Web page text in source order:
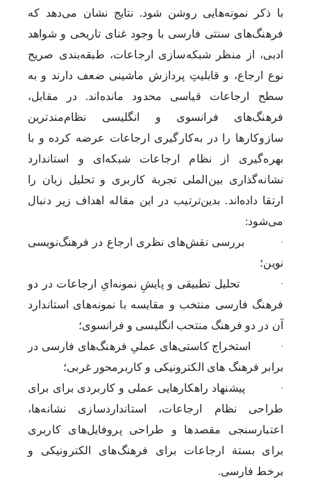
با ذکر نمونه‌هایی روشن شود. نتایج نشان می‌دهد که
فرهنگ‌های سنتی فارسی با وجود غنای تاریخی و شواهد
ادبی، از منظر شبکه‌سازی ارجاعات، طبقه‌بندی صریح
نوع ارجاع، و قابلیتِ پردازش ماشینی ضعف دارند و به
سطح ارجاعات قیاسی محدود مانده‌اند. در مقابل،
فرهنگ‌های فرانسوی و انگلیسی نظام‌مندترین
سازوکارها را در به‌کارگیری ارجاعات عرضه کرده‌ و با
بهره‌گیری از نظام ارجاعات شبکه‌ای و استاندارد
نشانه‌گذاری بین‌الملی تجربة کاربری و تحلیل زبان را
ارتقا داده‌اند. بدین‌ترتیب در این مقاله اهداف زیر دنبال
می‌شود:
·
بررسی نقش‌های نظری ارجاع در فرهنگ‌نویسی
نوین؛
·
تحلیل تطبیقی و پایشِ نمونه‌ایِ ارجاعات در دو
فرهنگ‌ فارسی منتخب و مقایسه با نمونه‌های استاندارد
آن در دو فرهنگ منتحب انگلیسی و فرانسوی؛
·
استخراج کاستی‌های عملیِ فرهنگ‌های فارسی در
برابر فرهنگ های الکترونیکی و کاربرمحور غربی؛
·
پیشنهاد راهکارهایی عملی و کاربردی برای برای
طراحی نظام ارجاعات، استانداردسازی نشانه‌ها،
اعتبارسنجی مقصدها و طراحی پروفایل‌های کاربری
برای بستة ارجاعات برای فرهنگ‌های الکترونیکی و
برخط فارسی.